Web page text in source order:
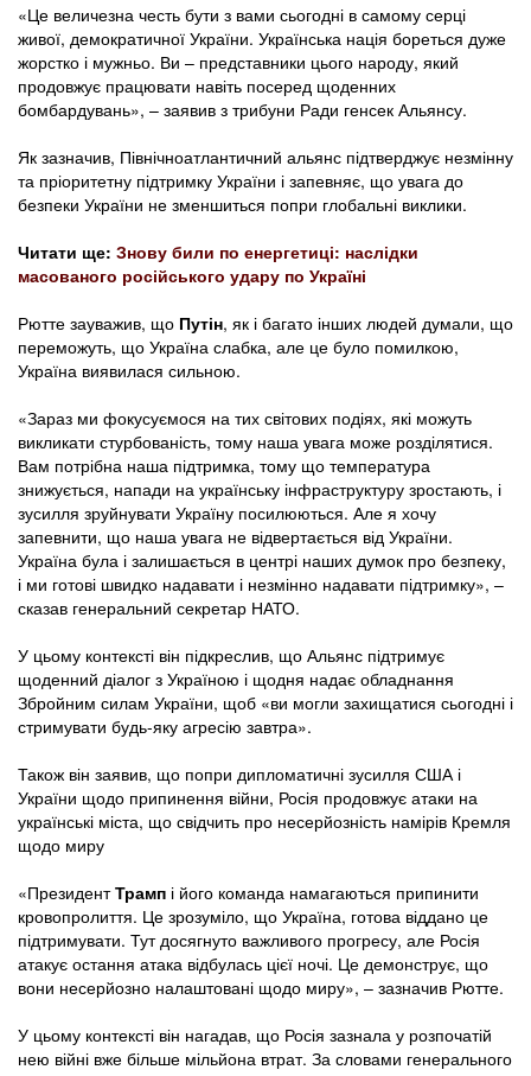
«Це величезна честь бути з вами сьогодні в самому серці
живої, демократичної України. Українська нація бореться дуже
жорстко і мужньо. Ви – представники цього народу, який
продовжує працювати навіть посеред щоденних
бомбардувань», – заявив з трибуни Ради генсек Альянсу.
Як зазначив, Північноатлантичний альянс підтверджує незмінну
та пріоритетну підтримку України і запевняє, що увага до
безпеки України не зменшиться попри глобальні виклики.
Читати ще: Знову били по енергетиці: наслідки
масованого російського удару по Україні
Рютте зауважив, що Путін, як і багато інших людей думали, що
переможуть, що Україна слабка, але це було помилкою,
Україна виявилася сильною.
«Зараз ми фокусуємося на тих світових подіях, які можуть
викликати стурбованість, тому наша увага може розділятися.
Вам потрібна наша підтримка, тому що температура
знижується, напади на українську інфраструктуру зростають, і
зусилля зруйнувати Україну посилюються. Але я хочу
запевнити, що наша увага не відвертається від України.
Україна була і залишається в центрі наших думок про безпеку,
і ми готові швидко надавати і незмінно надавати підтримку», –
сказав генеральний секретар НАТО.
У цьому контексті він підкреслив, що Альянс підтримує
щоденний діалог з Україною і щодня надає обладнання
Збройним силам України, щоб «ви могли захищатися сьогодні і
стримувати будь-яку агресію завтра».
Також він заявив, що попри дипломатичні зусилля США і
України щодо припинення війни, Росія продовжує атаки на
українські міста, що свідчить про несерйозність намірів Кремля
щодо миру
«ПрезидентТрамп і його команда намагаються припинити
кровопролиття. Це зрозуміло, що Україна, готова віддано це
підтримувати. Тут досягнуто важливого прогресу, але Росія
атакує остання атака відбулась цієї ночі. Це демонструє, що
вони несерйозно налаштовані щодо миру», – зазначив Рютте.
У цьому контексті він нагадав, що Росія зазнала у розпочатій
нею війні вже більше мільйона втрат. За словами генерального